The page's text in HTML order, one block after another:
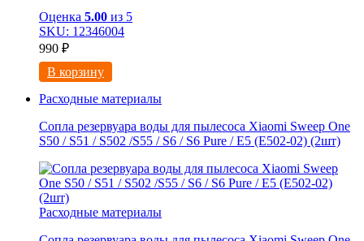
Оценка 5.00 из 5
SKU: 12346004
990 ₽
В корзину
Расходные материалы
Сопла резервуара воды для пылесоса Xiaomi Sweep One
S50 / S51 / S502 /S55 / S6 / S6 Pure / E5 (E502-02) (2шт)
Расходные материалы